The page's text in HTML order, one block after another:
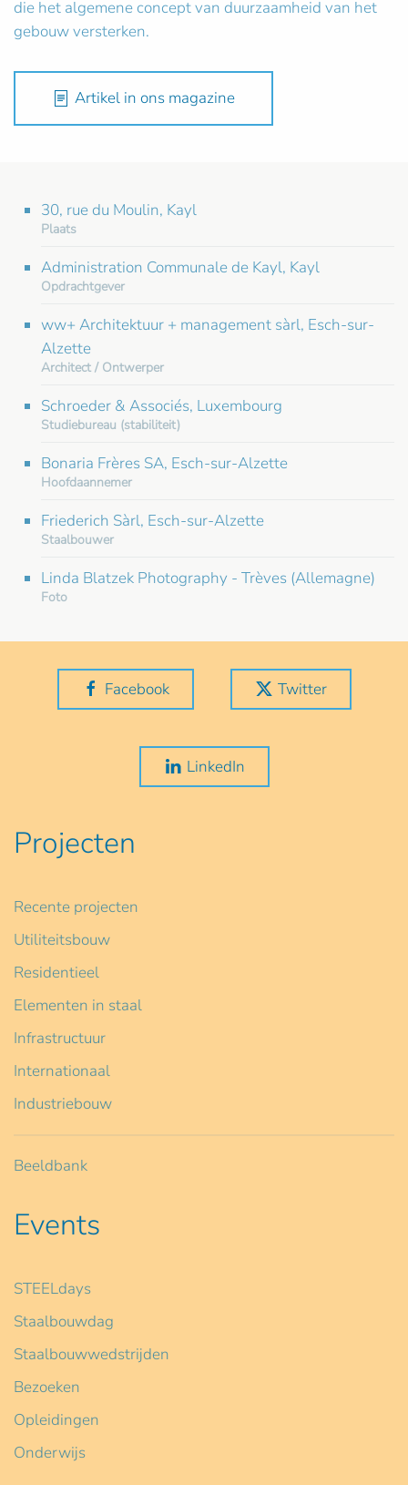
die het algemene concept van duurzaamheid van het
gebouw versterken.
Artikel in ons magazine
30, rue du Moulin, Kayl
Plaats
Administration Communale de Kayl, Kayl
Opdrachtgever
ww+ Architektuur + management sàrl, Esch-sur-
Alzette
Architect / Ontwerper
Schroeder & Associés, Luxembourg
Studiebureau (stabiliteit)
Bonaria Frères SA, Esch-sur-Alzette
Hoofdaannemer
Friederich Sàrl, Esch-sur-Alzette
Staalbouwer
Linda Blatzek Photography - Trèves (Allemagne)
Foto
Facebook Twitter
LinkedIn
Projecten
Recente projecten
Utiliteitsbouw
Residentieel
Elementen in staal
Infrastructuur
Internationaal
Industriebouw
Beeldbank
Events
STEELdays
Staalbouwdag
Staalbouwwedstrijden
Bezoeken
Opleidingen
Onderwijs